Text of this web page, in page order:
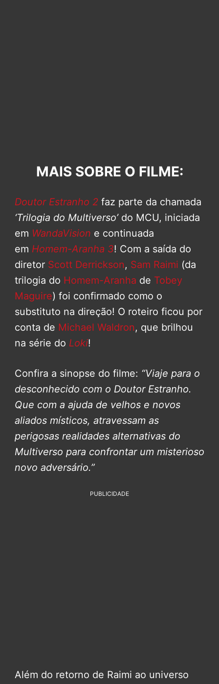
MAIS SOBRE O FILME:
Doutor Estranho 2 faz parte da chamada
‘Trilogia do Multiverso’do MCU, iniciada
em WandaVision e continuada
em Homem-Aranha 3! Com a saída do
diretor Scott Derrickson, Sam Raimi (da
trilogia do Homem-Aranha de Tobey
Maguire) foi confirmado como o
substituto na direção! O roteiro ficou por
conta de Michael Waldron, que brilhou
na série do Loki!
Confira a sinopse do filme: “Viaje para o
desconhecido com o Doutor Estranho.
Que com a ajuda de velhos e novos
aliados místicos, atravessam as
perigosas realidades alternativas do
Multiverso para confrontar um misterioso
novo adversário.”
PUBLICIDADE
Além do retorno de Raimi ao universo